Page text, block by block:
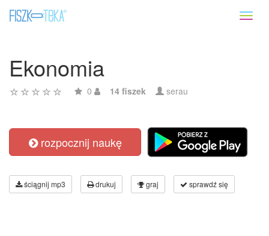
Ekonomia
0 14 fiszek serau
rozpocznij naukę
ściągnij mp3 drukuj graj sprawdź się